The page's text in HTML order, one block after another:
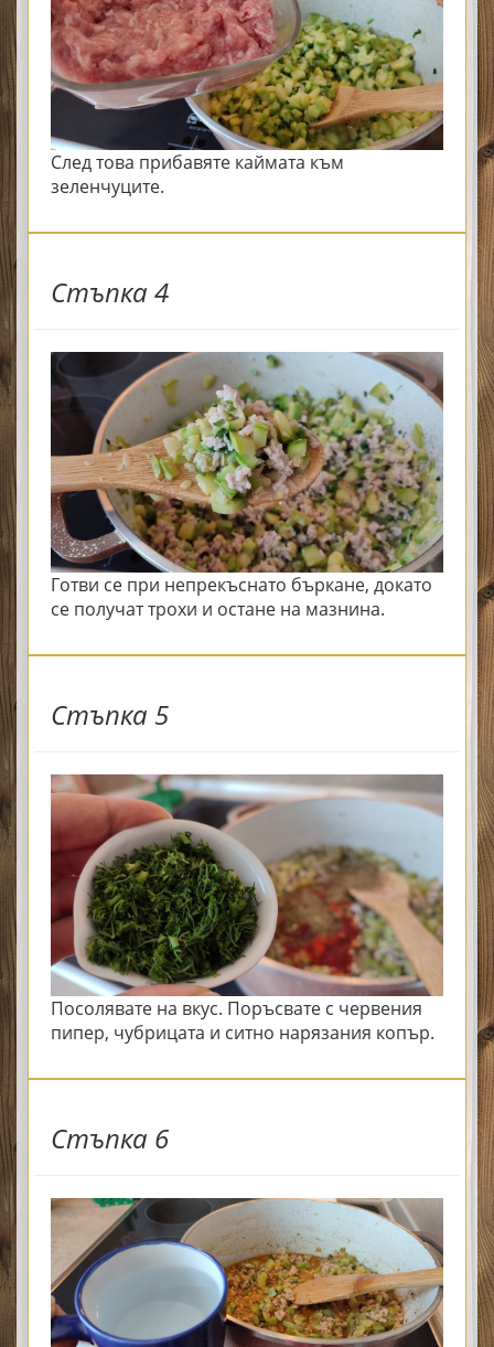
След това прибавяте каймата към
зеленчуците.
Стъпка 4
Готви се при непрекъснато бъркане, докато
се получат трохи и остане на мазнина.
Стъпка 5
Посолявате на вкус. Поръсвате с червения
пипер, чубрицата и ситно нарязания копър.
Стъпка 6